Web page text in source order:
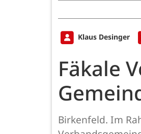
Klaus Desinger
Fäkale
Birkenfeld. Im